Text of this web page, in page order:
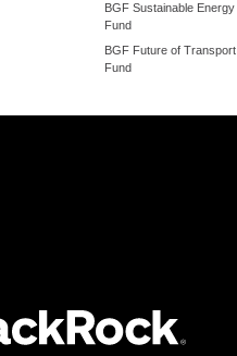
BGF Sustainable Energy
Fund
BGF Future of Transport
Fund